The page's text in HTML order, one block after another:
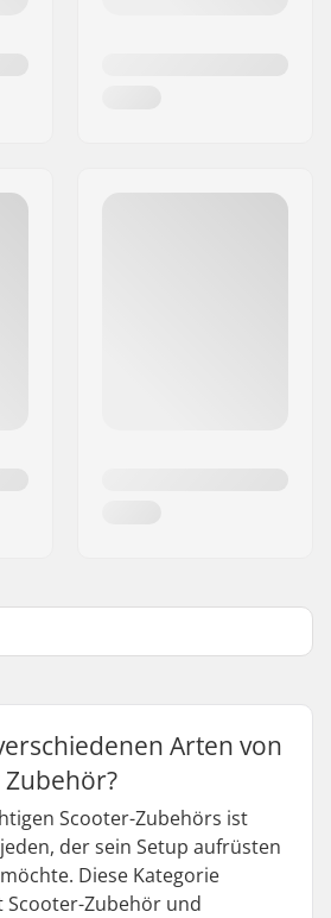
Arten von
Scooter-Zubehörs ist
der sein Setup aufrüsten
Diese Kategorie
Scooter-Zubehör und